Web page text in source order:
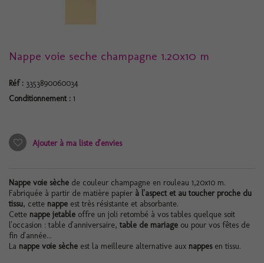
Nappe voie seche champagne 1.20x10 m
Réf : 3353890060034
Conditionnement : 1
Ajouter à ma liste d'envies
Nappe voie sèche de couleur champagne en rouleau 1,20x10 m.
Fabriquée à partir de matière papier à l'aspect et au toucher proche du
tissu, cette nappe est très résistante et absorbante.
Cette nappe jetable offre un joli retombé à vos tables quelque soit
l'occasion : table d'anniversaire, table de mariage ou pour vos fêtes de
fin d'année...
La nappe voie sèche est la meilleure alternative aux nappesen tissu.